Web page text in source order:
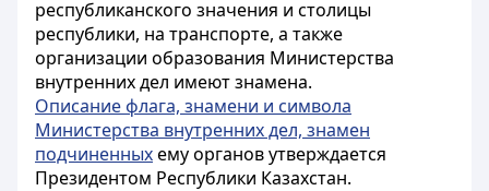
республиканского значения и столицы
республики, на транспорте, а также
организации образования Министерства
внутренних дел имеют знамена.
Описание флага, знамени и символа
Министерства внутренних дел, знамен
подчиненныхему органов утверждается
Президентом Республики Казахстан.